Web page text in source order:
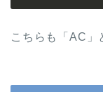
こちらも「AC」